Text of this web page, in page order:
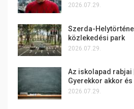
2026.07.29.
Szerda-
közlekedési park
2026.07.29.
Az iskolapad rabjai
Gyerekkor akkor
2026.07.29.